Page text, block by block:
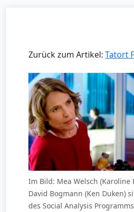
Zurück zum Artikel: Tatort
Im Bild: Mea Welsch (Karoline
David Bogmann (Ken Duken)
des Social Analysis